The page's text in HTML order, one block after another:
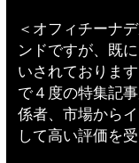
＜オフィチーナ
ンドですが、既
いされておりま
で４度の特集記
係者、市場から
して高い評価を